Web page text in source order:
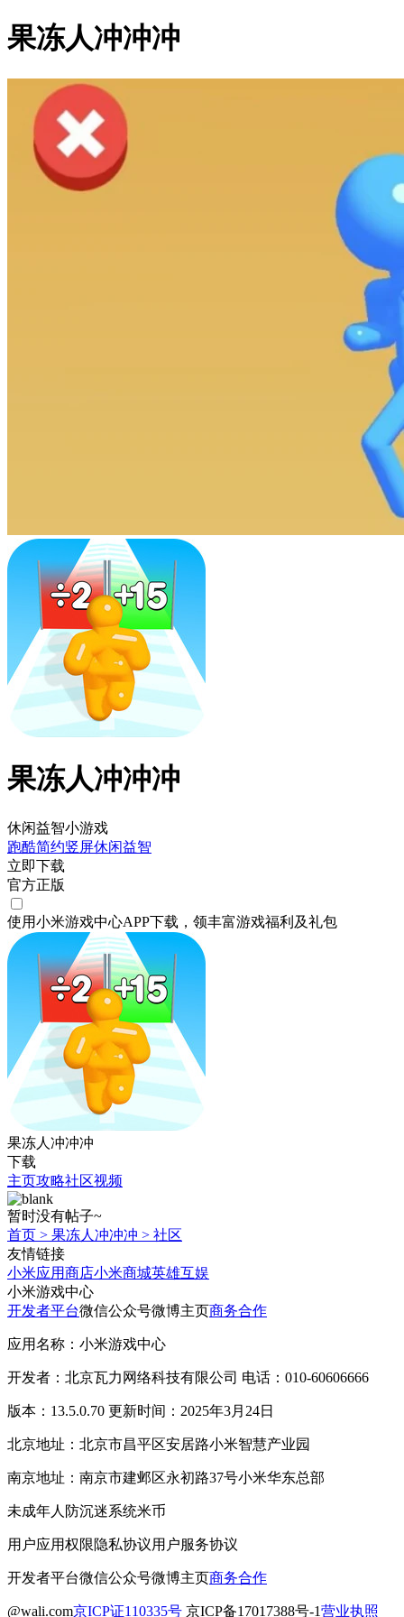
果冻人冲冲冲
果冻人冲冲冲
休闲益智小游戏
跑酷简约竖屏休闲益智
立即下载
官方正版
使用小米游戏中心APP下载 ，领丰富游戏福利 及礼包
果冻人冲冲冲
下载
主页攻略社区视频
暂时没有帖子~
首页 > 果冻人冲冲冲 > 社区
友情链接
小米应用商店小米商城英雄互娱
小米游戏中心
开发者平台微信公众号微博主页商务合作
应用名称：小米游戏中心
开发者：北京瓦力网络科技有限公司 电话：010-60606666
版本：13.5.0.70 更新时间：2025年3月24日
北京地址：北京市昌平区安居路小米智慧产业园
南京地址：南京市建邺区永初路37号小米华东总部
未成年人防沉迷系统米币
用户应用权限隐私协议用户服务协议
开发者平台微信公众号微博主页商务合作
@wali.com京ICP证110335号 京ICP备17017388号-1营业执照